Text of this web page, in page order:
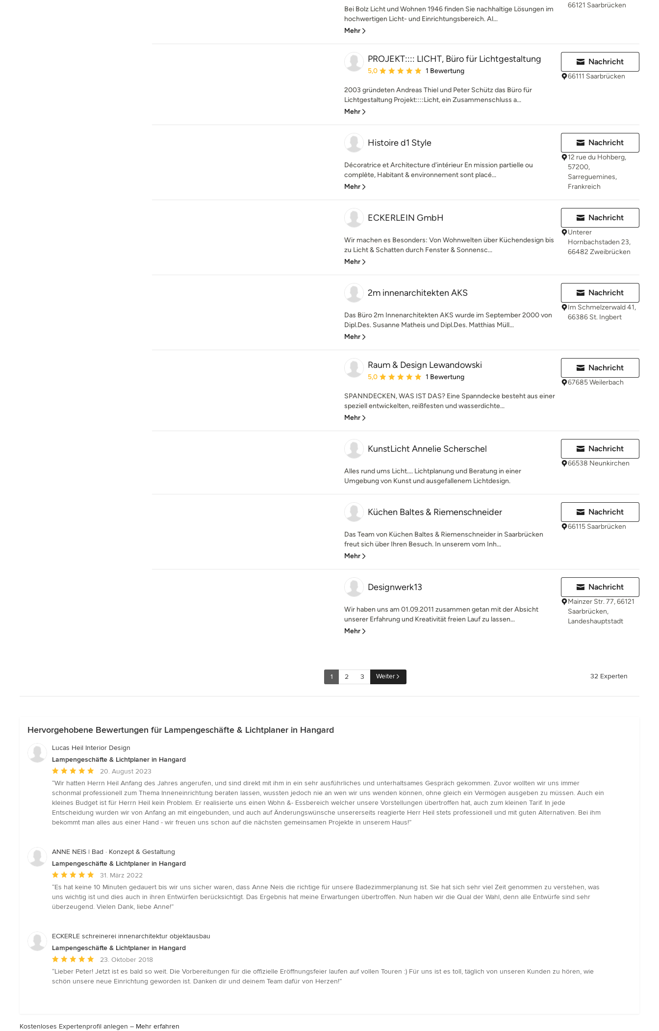
Bei Bolz Licht und Wohnen 1946 finden Sie nachhaltige Lösungen im
hochwertigen Licht- und Einrichtungsbereich. Al...
Mehr
66121 Saarbrücken
PROJEKT:::: LICHT, Büro für Lichtgestaltung
Durchschnittliche Bewertung: 5 von 5 Sternen
5,0 1 Bewertung
2003 gründeten Andreas Thiel und Peter Schütz das Büro für
Lichtgestaltung Projekt::::Licht, ein Zusammenschluss a...
Mehr
Nachricht
66111 Saarbrücken
Histoire d1 Style
Décoratrice et Architecture d'intérieur En mission partielle ou
complète, Habitant & environnement sont placé...
Mehr
Nachricht
12 rue du Hohberg,
57200,
Sarreguemines,
Frankreich
ECKERLEIN GmbH
Wir machen es Besonders: Von Wohnwelten über Küchendesign bis
zu Licht & Schatten durch Fenster & Sonnensc...
Mehr
Nachricht
Unterer
Hornbachstaden 23,
66482 Zweibrücken
2m innenarchitekten AKS
Das Büro 2m Innenarchitekten AKS wurde im September 2000 von
Dipl.Des. Susanne Matheis und Dipl.Des. Matthias Müll...
Mehr
Nachricht
Im Schmelzerwald 41,
66386 St. Ingbert
Raum & Design Lewandowski
Durchschnittliche Bewertung: 5 von 5 Sternen
5,0 1 Bewertung
SPANNDECKEN, WAS IST DAS? Eine Spanndecke besteht aus einer
speziell entwickelten, reißfesten und wasserdichte...
Mehr
Nachricht
67685 Weilerbach
KunstLicht Annelie Scherschel
Alles rund ums Licht.... Lichtplanung und Beratung in einer
Umgebung von Kunst und ausgefallenem Lichtdesign.
Nachricht
66538 Neunkirchen
Küchen Baltes & Riemenschneider
Das Team von Küchen Baltes & Riemenschneider in Saarbrücken
freut sich über Ihren Besuch. In unserem vom Inh...
Mehr
Nachricht
66115 Saarbrücken
Designwerk13
Wir haben uns am 01.09.2011 zusammen getan mit der Absicht
unserer Erfahrung und Kreativität freien Lauf zu lassen...
Mehr
Nachricht
Mainzer Str. 77, 66121
Saarbrücken,
Landeshauptstadt
1 2 3 Weiter 32 Experten
Hervorgehobene Bewertungen für Lampengeschäfte & Lichtplaner in Hangard
Lucas Heil Interior Design
Lampengeschäfte & Lichtplaner in Hangard
Durchschnittliche
Bewertung:
5
von
5
Sternen
20. August 2023
“Wir hatten Herrn Heil Anfang des Jahres angerufen, und sind direkt mit ihm in ein sehr ausführliches und unterhaltsames Gespräch gekommen. Zuvor wollten wir uns immer
schonmal professionell zum Thema Inneneinrichtung beraten lassen, wussten jedoch nie an wen wir uns wenden können, ohne gleich ein Vermögen ausgeben zu müssen. Auch ein
kleines Budget ist für Herrn Heil kein Problem. Er realisierte uns einen Wohn &- Essbereich welcher unsere Vorstellungen übertroffen hat, auch zum kleinen Tarif. In jede
Entscheidung wurden wir von Anfang an mit eingebunden, und auch auf Änderungswünsche unsererseits reagierte Herr Heil stets professionell und mit guten Alternativen. Bei ihm
bekommt man alles aus einer Hand - wir freuen uns schon auf die nächsten gemeinsamen Projekte in unserem Haus!”
ANNE NEIS | Bad · Konzept & Gestaltung
Lampengeschäfte & Lichtplaner in Hangard
Durchschnittliche
Bewertung:
5
von
31. März 2022
“Es hat keine 10 Minuten gedauert bis wir uns sicher waren, dass Anne Neis die richtige für unsere Badezimmerplanung ist. Sie hat sich sehr viel Zeit genommen zu verstehen, was
uns wichtig ist und dies auch in ihren Entwürfen berücksichtigt. Das Ergebnis hat meine Erwartungen übertroffen. Nun haben wir die Qual der Wahl, denn alle Entwürfe sind sehr
überzeugend. Vielen Dank, liebe Anne!”
ECKERLE schreinerei innenarchitektur objektausbau
Lampengeschäfte & Lichtplaner in Hangard
Durchschnittliche
Bewertung:
5
23. Oktober 2018
“Lieber Peter! Jetzt ist es bald so weit. Die Vorbereitungen für die offizielle Eröffnungsfeier laufen auf vollen Touren :) Für uns ist es toll, täglich von unseren Kunden zu hören, wie
schön unsere neue Einrichtung geworden ist. Danken dir und deinem Team dafür von Herzen!”
Kostenloses Expertenprofil anlegen – Mehr erfahren